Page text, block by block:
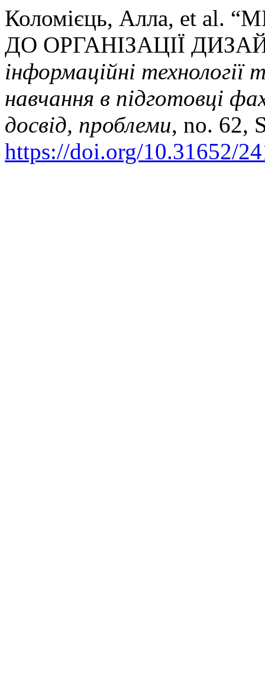
Коломієць, Алла, et al.
ДО ОРГАНІЗАЦІЇ
інформаційні технології
навчання в підготовці
досвід, проблеми, no. 62,
https://doi.org/10.31652/